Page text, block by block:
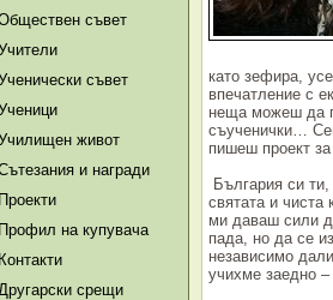
съвет
съвет
живот
и награди
Проекти
Профил на купувача
Контакти
срещи
като зефира,
впечатление с
неща можеш да
съученички…
пишеш проект
България си
святата и чиста
ми даваш сили
пада, но да се
независимо
учихме заедно –